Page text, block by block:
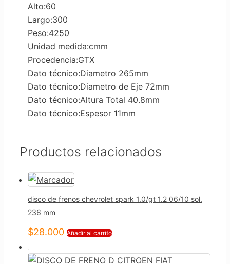
Alto:60
Largo:300
Peso:4250
Unidad medida:cmm
Procedencia:GTX
Dato técnico:Diametro 265mm
Dato técnico:Diametro de Eje 72mm
Dato técnico:Altura Total 40.8mm
Dato técnico:Espesor 11mm
Productos relacionados
disco de frenos chevrolet spark 1.0/gt 1.2 06/10 sol.
236 mm
$28.000 Añadir al carrito